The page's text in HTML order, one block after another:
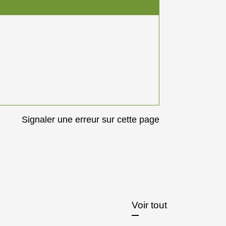
Signaler une erreur sur cette page
Voir tout